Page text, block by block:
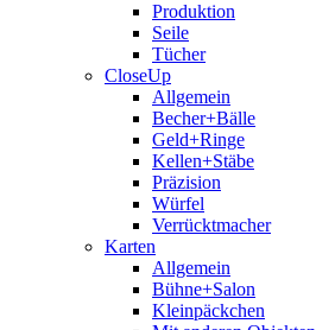
Produktion
Seile
Tücher
CloseUp
Allgemein
Becher+Bälle
Geld+Ringe
Kellen+Stäbe
Präzision
Würfel
Verrücktmacher
Karten
Allgemein
Bühne+Salon
Kleinpäckchen